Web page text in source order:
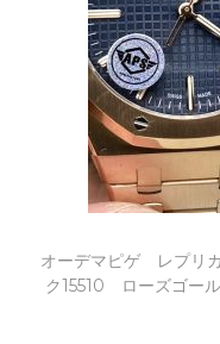
オーデマピゲ レプリ
ク15510 ローズゴー